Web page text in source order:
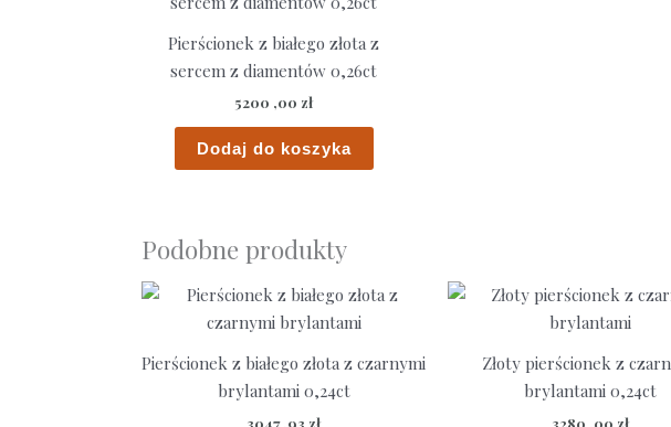
Pierścionek z białego złota z
sercem z diamentów 0,26ct
5200 ,00 zł
Dodaj do koszyka
Podobne produkty
Pierścionek z białego złota z czarnymi
brylantami 0,24ct
3047 ,93 zł
Złoty pierścionek z
brylantami 0,24ct
3280 ,00 zł